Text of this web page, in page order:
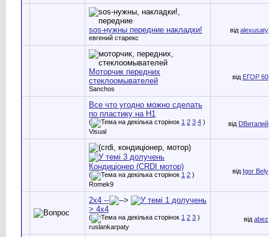
sos-нужны передние накладки!
евгений старекс
від alexusaty
Моторчик передних
стеклоомывателей
Sanchos
від ЕГОР 60
Все что угодно можно сделать
по пластику на H1
( 1 2 3 4 )
Visual
від DВиталий
Кондиціонер (CRDI мотор)
( 1 2 )
Romek9
від Igor Bely
2х4 --
> 4х4
( 1 2 3 )
ruslankarpaty
від abez